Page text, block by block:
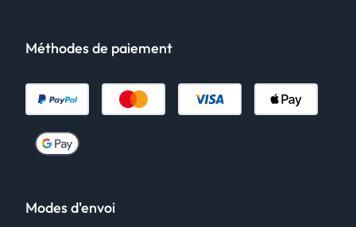
Méthodes de paiement
Modes d'envoi